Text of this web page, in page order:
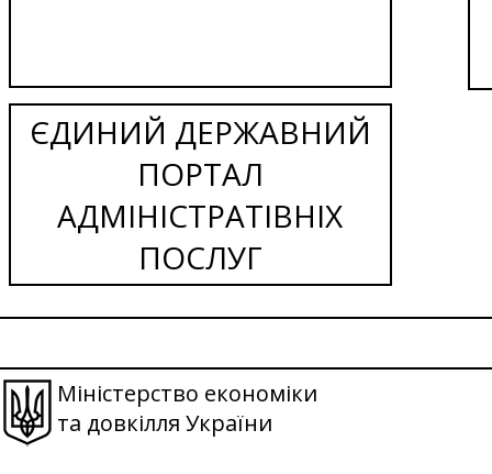
ЄДИНИЙ ДЕРЖАВНИЙ
ПОРТАЛ
АДМІНІСТРАТІВНІХ
ПОСЛУГ
Міністерство економіки
та довкілля України